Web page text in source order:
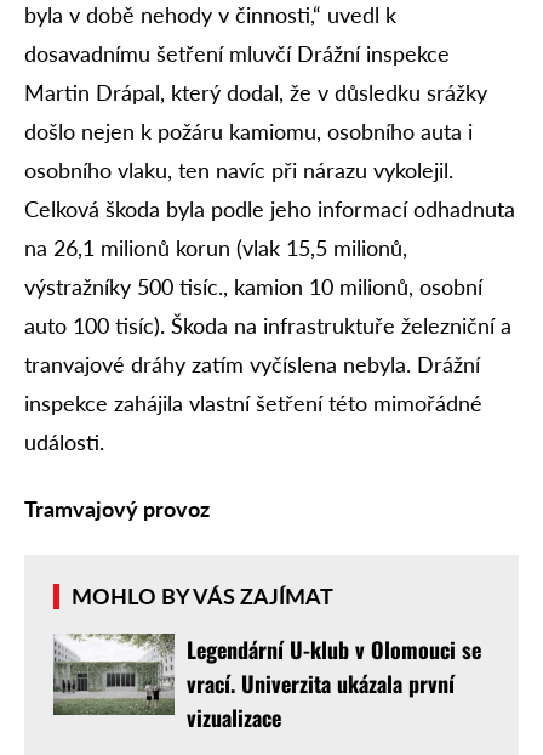
byla v době nehody v činnosti,“ uvedl k
dosavadnímu šetření mluvčí Drážní inspekce
Martin Drápal, který dodal, že v důsledku srážky
došlo nejen k požáru kamiomu, osobního auta i
osobního vlaku, ten navíc při nárazu vykolejil.
Celková škoda byla podle jeho informací odhadnuta
na 26,1 milionů korun (vlak 15,5 milionů,
výstražníky 500 tisíc., kamion 10 milionů, osobní
auto 100 tisíc). Škoda na infrastruktuře železniční a
tranvajové dráhy zatím vyčíslena nebyla. Drážní
inspekce zahájila vlastní šetření této mimořádné
události.
Tramvajový provoz
MOHLO BY VÁS ZAJÍMAT
Legendární U-klub v Olomouci se
vrací. Univerzita ukázala první
vizualizace